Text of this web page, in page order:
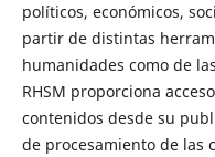
políticos, económicos,
partir de distintas
humanidades como de
RHSM proporciona
contenidos desde su
de procesamiento de las